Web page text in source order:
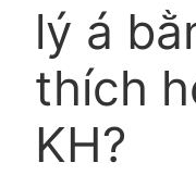
lý á
thích
KH?